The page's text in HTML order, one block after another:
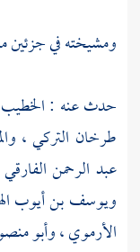
ومشيخته في جزئين
حدث عنه :الخطيب
طرخان التركي،
عبد الرحمن الفارقي
ويوسف بن أيوب
الأرموي،وأبو